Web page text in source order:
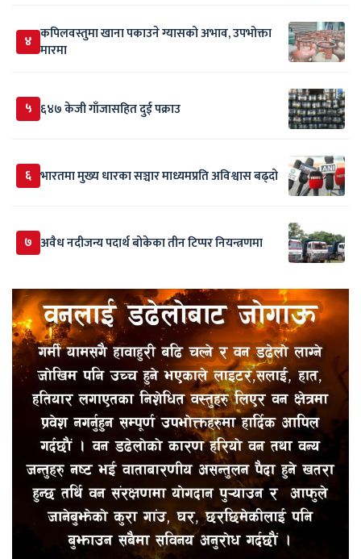
४ कपिलवस्तुमा खाना पकाउने ग्यासको अभाव, उपभोक्ता
मारमा
५ ६४७ केजी गाँजासहित दुई पक्राउ
६ भारतमा मुख्य धारका सञ्चार माध्यमप्रति अविश्वास बढ्दो
७ अवैध नदीजन्य पदार्थ बोकेका तीन टिप्पर नियन्त्रणमा